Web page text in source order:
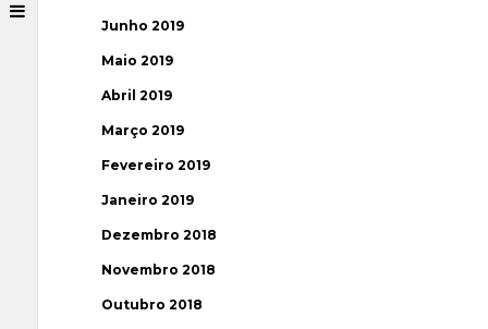
Junho 2019
Maio 2019
Abril 2019
Março 2019
Fevereiro 2019
Janeiro 2019
Dezembro 2018
Novembro 2018
Outubro 2018